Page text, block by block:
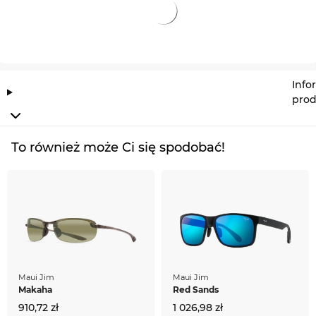
Tak korzystnie, nie kupisz GG1856S nawet w
To również może Ci się spodobać!
Maui Jim
Makaha
910,72 zł
Maui Jim
Red Sands
1 026,98 zł